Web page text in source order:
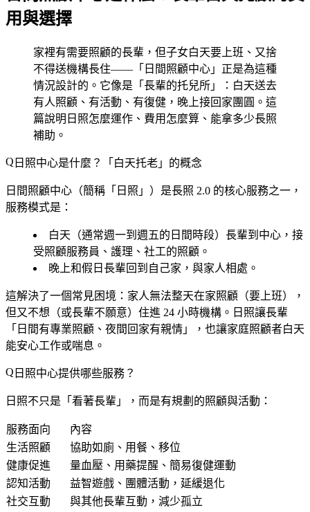
用與選擇
家裡有需要照顧的長輩，但子女白天要上班、又捨
不得送機構長住——「日間照顧中心」正是為這種
情況設計的。它像是「長輩的托兒所」：白天送去
有人照顧、有活動、有復健，晚上接回家團圓。這
篇說明日照怎麼運作、費用怎麼算、能拿多少長照
補助。
日照中心是什麼？「白天托老」的概念
日間照顧中心（簡稱「日照」）是長照 2.0 的核心服務之一，
服務模式是：
白天 （通常週一到週五的日間時段）長輩到中心，接
受照顧服務員、護理、社工的照顧。
晚上和假日 長輩回到自己家，與家人相處。
這解決了一個常見困境：家人無法整天在家照顧（要上班），
但又不想（或長輩不願意）住進 24 小時機構。日照讓長輩
「日間有專業照顧、夜間回家有親情」，也讓家庭照顧者白天
能安心工作或喘息。
日照中心提供哪些服務？
日照不只是「看著長輩」，而是有規劃的照顧與活動：
服務面向
內容
生活照顧
協助如廁、用餐、移位
健康促進
量血壓、用藥提醒、簡易復健運動
認知活動
益智遊戲、團體活動，延緩退化
社交互動
與其他長輩互動，減少孤立